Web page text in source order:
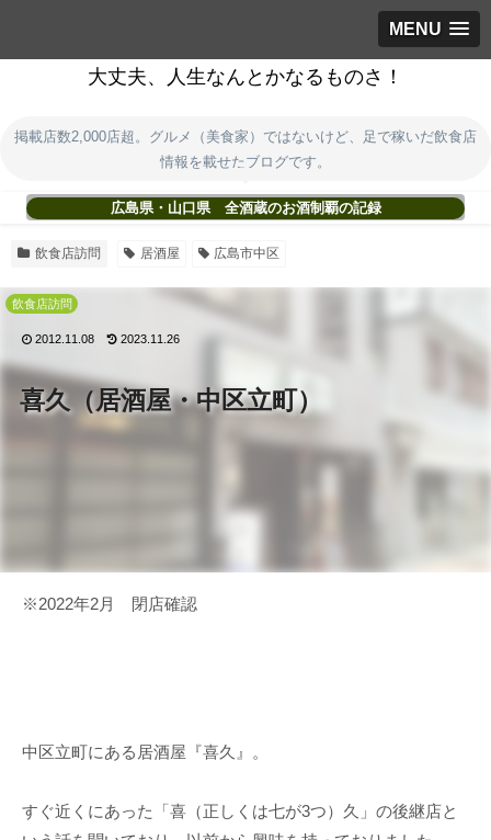
MENU
大丈夫、人生なんとかなるものさ！
掲載店数2,000店超。グルメ（美食家）ではないけど、足で稼いだ飲食店
情報を載せたブログです。
広島県・山口県 全酒蔵のお酒制覇の記録
飲食店訪問 居酒屋 広島市中区
喜久（居酒屋・中区立町）
飲食店訪問
2012.11.08 2023.11.26
※2022年2月 閉店確認
中区立町にある居酒屋『喜久』。
すぐ近くにあった「喜（正しくは七が3つ）久」の後継店と